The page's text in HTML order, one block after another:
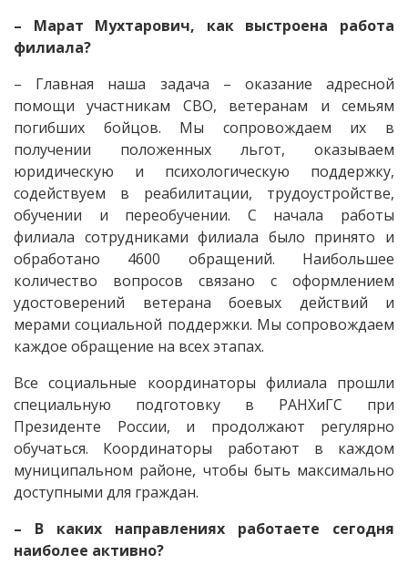
– Марат Мухтарович, как выстроена работа
филиала?
– Главная наша задача – оказание адресной
помощи участникам СВО, ветеранам и семьям
погибших бойцов. Мы сопровождаем их в
получении положенных льгот, оказываем
юридическую и психологическую поддержку,
содействуем в реабилитации, трудоустройстве,
обучении и переобучении. С начала работы
филиала сотрудниками филиала было принято и
обработано 4600 обращений. Наибольшее
количество вопросов связано с оформлением
удостоверений ветерана боевых действий и
мерами социальной поддержки. Мы сопровождаем
каждое обращение на всех этапах.
Все социальные координаторы филиала прошли
специальную подготовку в РАНХиГС при
Президенте России, и продолжают регулярно
обучаться. Координаторы работают в каждом
муниципальном районе, чтобы быть максимально
доступными для граждан.
– В каких направлениях работаете сегодня
наиболее активно?